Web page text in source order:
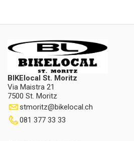
BIKElocal St. Moritz
Via Maistra 21
7500 St. Moritz
stmoritz@bikelocal.ch
081 377 33 33